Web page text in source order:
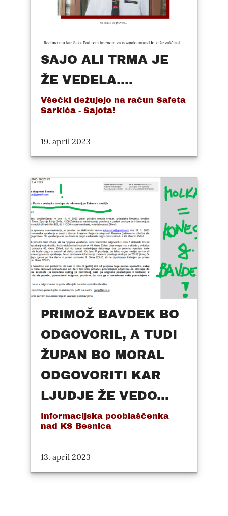
SAJO ALI TRMA JE
ŽE VEDELA....
Všečki dežujejo na račun Safeta
Sarkića - Sajota!
19. april 2023
PRIMOŽ BAVDEK BO
ODGOVORIL, A TUDI
ŽUPAN BO MORAL
ODGOVORITI KAR
LJUDJE ŽE VEDO...
Informacijska pooblaščenka
nad KS Besnica
13. april 2023